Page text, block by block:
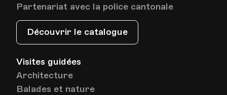
Partenariat avec la police cantonale
Découvrir le catalogue
Visites guidées
Architecture
Balades et nature